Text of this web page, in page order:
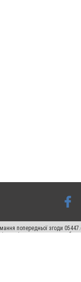
попередньої згоди
статті не нижче другого